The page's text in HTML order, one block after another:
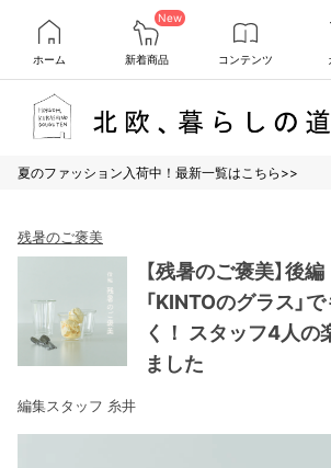
ホーム
New
新着商品 コンテンツ
夏のファッション入荷中！最新一覧はこちら>>
残暑のご褒美
【残暑のご褒美】後
「KINTOのグラス」
く！ スタッフ4人の
ました
編集スタッフ 糸井